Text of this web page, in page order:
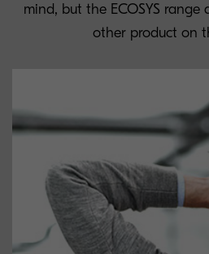
mind, but the ECOSYS
other product on